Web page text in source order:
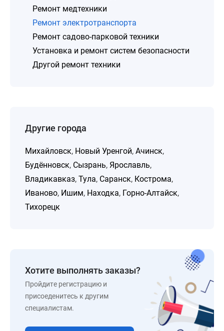
Ремонт медтехники
Ремонт электротранспорта
Ремонт садово-парковой техники
Установка и ремонт систем безопасности
Другой ремонт техники
Другие города
Михайловск, Новый Уренгой, Ачинск,
Будённовск, Сызрань, Ярославль,
Владикавказ, Тула, Саранск, Кострома,
Иваново, Ишим, Находка, Горно-Алтайск,
Тихорецк
Хотите выполнять заказы?
Пройдите регистрацию и
присоеденитесь к другим
специалистам.